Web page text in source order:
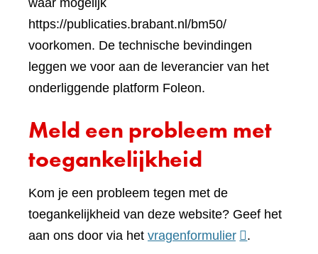
website)
waar mogelijk
https://publicaties.brabant.nl/bm50/
voorkomen. De technische bevindingen
leggen we voor aan de leverancier van het
onderliggende platform Foleon.
Meld een probleem met
toegankelijkheid
Kom je een probleem tegen met de
toegankelijkheid van deze website? Geef het
aan ons door via het vragenformulier(verwijst
.